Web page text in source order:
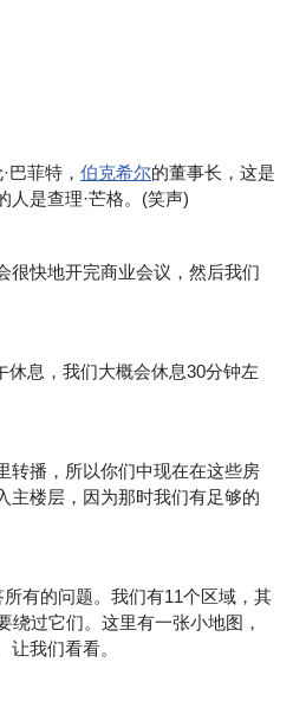
菲特， 伯克希尔的董事长，这是
人是查理·芒格。(笑声)
很快地开完商业会议，然后我们
休息，我们大概会休息30分钟左
转播，所以你们中现在在这些房
主楼层，因为那时我们有足够的
有的问题。我们有11个区域，其
绕过它们。这里有一张小地图，
我们看看。